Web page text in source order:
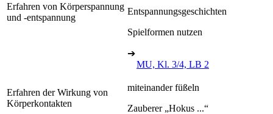
Erfahren von Körperspannung
und -entspannung
Entspannungsgeschichten
Spielformen nutzen
➔
MU, Kl. 3/4, LB 2
Erfahren der Wirkung von
Körperkontakten
miteinander füßeln
Zauberer „Hokus ...“